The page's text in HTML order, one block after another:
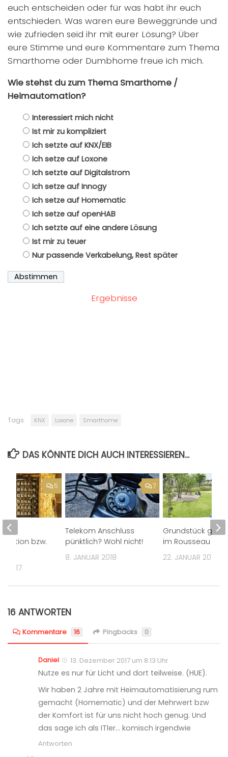
euch entscheiden oder für was habt ihr euch
entschieden. Was waren eure Beweggründe und
wie zufrieden seid ihr mit eurer Lösung? Über
eure Stimme und eure Kommentare zum Thema
Smarthome oder Dumbhome freue ich mich.
Wie stehst du zum Thema Smarthome /
Heimautomation?
Interessiert mich nicht
Ist mir zu kompliziert
Ich setzte auf KNX/EIB
Ich setze auf Loxone
Ich setzte auf Digitalstrom
Ich setze auf Innogy
Ich setze auf Homematic
Ich setze auf openHAB
Ich setzte auf eine andere Lösung
Ist mir zu teuer
Nur passende Verkabelung, Rest später
Ergebnisse
Tags: KNX Loxone Smarthome
DAS KÖNNTE DICH AUCH INTERESSIEREN...
7
Telekom Anschluss
pünktlich? Wohl nicht!
8. JANUAR 2018
Grundstück
im Rousseau
22. JANUAR 2017
5
bzw.
2017
16 ANTWORTEN
Kommentare 16 Pingbacks 0
Daniel 13. Dezember 2017 um 8:13 Uhr
Nutze es nur für Licht und dort teilweise. (HUE).
Wir haben 2 Jahre mit Heimautomatisierung rum
gemacht (Homematic) und der Mehrwert bzw
der Komfort ist für uns nicht hoch genug. Und
das sage ich als ITler… komisch irgendwie
Antworten